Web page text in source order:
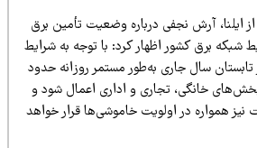
آرش نجفی درباره وضعیت تأمین برق
برق کشور اظهار کرد: با توجه به شرایط
سال جاری به‌طور مستمر روزانه حدود
تجاری و اداری اعمال شود و
در اولویت خاموشی‌ها قرار خواهد